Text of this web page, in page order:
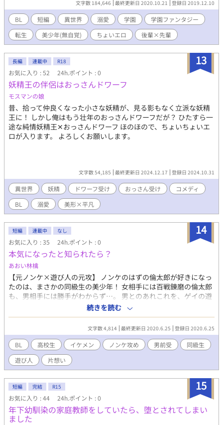
ファンタジーな世界での記憶を持たずに全く色合いが違う世界に
飛ばされたキャラクター達。 ただ、向こうの記憶を持ちながら飛
ばされた者も居た。 司祭ロシュをこよなく愛する剣士リシェが、
全くその記憶が無いまま異質な世界に飛ばされたのをいいこと
に、彼に憧れる後輩剣士のラスは自分はリシェの恋人だと嘘をつ
き必死にアピールする。 記憶が無いリシェを、ラスは落とす事が
出来るだろうか。 それはもう一つの別の世界の、『アストレーゼ
ン』の話。 元の世界では年上ながらも後輩剣士だったラスが、ひ
たすらいちゃいちゃと先輩剣士だったリシェを甘やかす話です。
ちなみに本編ではラスは稀にしか出ません。 同じ内容でエブリス
タでも更新しています。 表紙のイケメンイラストはエブリスタよ
りサク様https://estar.jp/users/102335432に描いて頂きました｡ﾟ
(ﾟ´Д｀ﾟ)ﾟ｡ ありがとうございます…！！ 尚、画像の無断転載、加
工は一切禁止しております。
文字数 184,646 最終更新日 2020.10.21 登録日 2019.12.10
BL 短編 異世界 溺愛 学園
学園ファンタジー
転生
美少年(無自覚) ちょいエロ 後輩×先輩
13
長編 連載中 R18
お気に入り : 52 24h.ポイント : 0
妖精王の伴侶はおっさんドワーフ
モスマンの娘
昔、拾って仲良くなった小さな妖精が、見る影もなく立派な妖精
王に！ しかし俺はもう壮年のおっさんドワーフだが？ ひたすら一
途な純情妖精王✕おっさんドワーフ ほのほので、ちょいちょいエ
ロが入ります。 よろしくお願いします。
文字数 54,185 最終更新日 2024.12.17 登録日 2024.10.31
異世界 妖精 ドワーフ受け おっさん受け
コメディ
BL
溺愛 美形×平凡
14
短編 連載中 なし
お気に入り : 35 24h.ポイント : 0
本気になったと知られたら？
あおい林檎
【元ノンケ×遊び人の元攻】 ノンケのはずの倫太郎が好きになっ
たのは、まさかの同級生の美少年！ 女相手には百戦錬磨の倫太郎
も、男相手には勝手がわからず…。 男とのあれこれを、ゲイの遊
び人の同級生に相談してみました。 そして、イロイロ教わってい
るうちに？ あれ？？ ♦︎ ♦︎ ♦︎ ♦︎ ♦︎ ♦︎ ♦︎ ♦︎ ♦︎ 恋するあまり変な
方向へ暴走気味の高校生の、ちょいエロい短編です。 ふわっと三
角関係風味。 軽いノリと、真面目な片想いが錯綜してます。 ＊貞
操観念についてはご容赦ください。 ★サブタイトル付けてみまし
た ★こちらの作品は、ムーンライトノベルズさんでも掲載してい
ます(アルファポリスさん先行掲載予定)
続きを読む
文字数 4,814 最終更新日 2020.6.25 登録日 2020.6.25
BL 高校生 イケメン ノンケ攻め 男前受
同級生
遊び人
片想い
15
短編 完結 R15
お気に入り : 44 24h.ポイント : 0
年下幼馴染の家庭教師をしていたら、堕とされてしまい
ました